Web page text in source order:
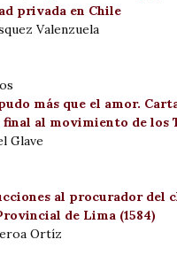
privada en Chile
Valenzuela
más que el amor.
al movimiento de los
Glave
al procurador del
de Lima (1584)
Ortíz